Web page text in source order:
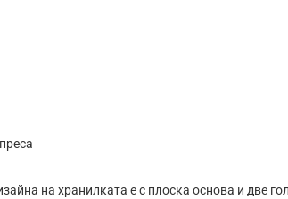
на хранилката е с плоска основа и две